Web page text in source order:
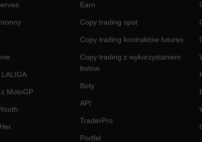
z MotoGP
Earn
Copy trading spot
Copy trading kontraktów futures
Copy trading z wykorzystaniem
botów
Boty
API
TraderPro
Portfel